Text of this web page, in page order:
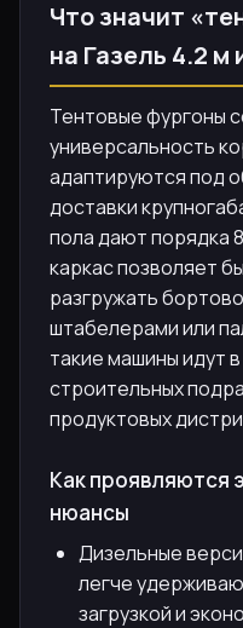
Что значит
на Газель 4.2 м
Тентовые фургоны
универсальность
адаптируются под
доставки
пола дают порядка
каркас позволяет
разгружать
штабелерами или
такие машины идут
строительных
продуктовых
Как проявляются
нюансы
Дизельные
легче
загрузкой и